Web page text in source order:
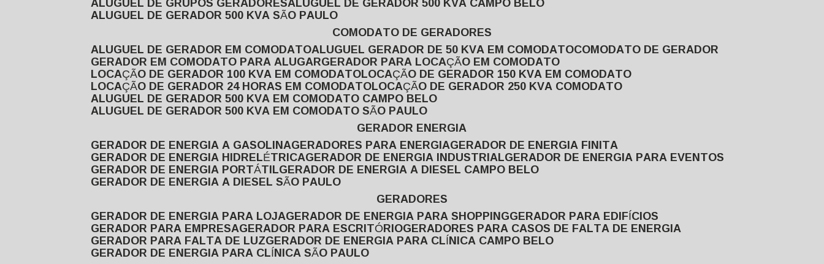
ALUGUEL DE GERADOR 500 KVA SÃO PAULO
COMODATO DE GERADORES
ALUGUEL DE GERADOR EM COMODATO ALUGUEL GERADOR DE 50 KVA EM COMODATO COMODATO DE GERADOR
GERADOR EM COMODATO PARA ALUGAR GERADOR PARA LOCAÇÃO EM COMODATO
LOCAÇÃO DE GERADOR 100 KVA EM COMODATO LOCAÇÃO DE GERADOR 150 KVA EM COMODATO
LOCAÇÃO DE GERADOR 24 HORAS EM COMODATO LOCAÇÃO DE GERADOR 250 KVA COMODATO
ALUGUEL DE GERADOR 500 KVA EM COMODATO CAMPO BELO
ALUGUEL DE GERADOR 500 KVA EM COMODATO SÃO PAULO
GERADOR ENERGIA
GERADOR DE ENERGIA A GASOLINA GERADORES PARA ENERGIA GERADOR DE ENERGIA FINITA
GERADOR DE ENERGIA HIDRELÉTRICA GERADOR DE ENERGIA INDUSTRIAL GERADOR DE ENERGIA PARA EVENTOS
GERADOR DE ENERGIA PORTÁTIL GERADOR DE ENERGIA A DIESEL CAMPO BELO
GERADOR DE ENERGIA A DIESEL SÃO PAULO
GERADORES
GERADOR DE ENERGIA PARA LOJA GERADOR DE ENERGIA PARA SHOPPING GERADOR PARA EDIFÍCIOS
GERADOR PARA EMPRESA GERADOR PARA ESCRITÓRIO GERADORES PARA CASOS DE FALTA DE ENERGIA
GERADOR PARA FALTA DE LUZ GERADOR DE ENERGIA PARA CLÍNICA CAMPO BELO
GERADOR DE ENERGIA PARA CLÍNICA SÃO PAULO